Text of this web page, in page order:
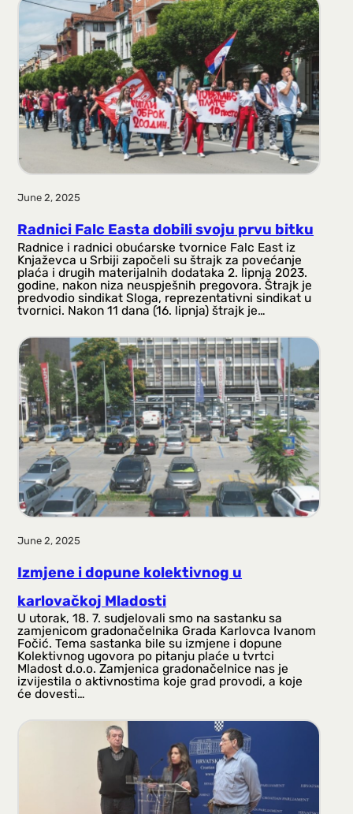
June 2, 2025
Radnici Falc Easta dobili svoju prvu bitku
Radnice i radnici obućarske tvornice Falc East iz
Knjaževca u Srbiji započeli su štrajk za povećanje
plaća i drugih materijalnih dodataka 2. lipnja 2023.
godine, nakon niza neuspješnih pregovora. Štrajk je
predvodio sindikat Sloga, reprezentativni sindikat u
tvornici. Nakon 11 dana (16. lipnja) štrajk je…
June 2, 2025
Izmjene i dopune kolektivnog u
karlovačkoj Mladosti
U utorak, 18. 7. sudjelovali smo na sastanku sa
zamjenicom gradonačelnika Grada Karlovca Ivanom
Fočić. Tema sastanka bile su izmjene i dopune
Kolektivnog ugovora po pitanju plaće u tvrtci
Mladost d.o.o. Zamjenica gradonačelnice nas je
izvijestila o aktivnostima koje grad provodi, a koje
će dovesti…